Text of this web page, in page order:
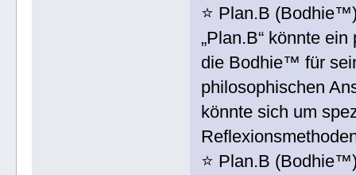
⭐️ Plan.B
„Plan.B“ könnte
die Bodhie™ für
philosophischen
könnte sich um
⭐️ Plan.B